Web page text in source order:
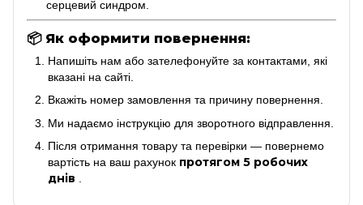
серцевий синдром.
📦Як оформити повернення:
Напишіть нам або зателефонуйте за контактами, які
вказані на сайті.
Вкажіть номер замовлення та причину повернення.
Ми надаємо інструкцію для зворотного відправлення.
Після отримання товару та перевірки — повернемо
вартість на ваш рахунок протягом 5 робочих
днів